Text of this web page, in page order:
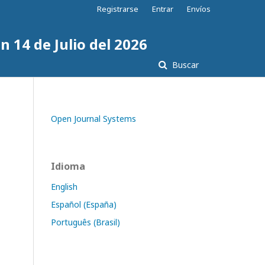
14 de Julio del 2026
Buscar
Registrarse Entrar Envíos
Open Journal Systems
Idioma
English
Español (España)
Português (Brasil)